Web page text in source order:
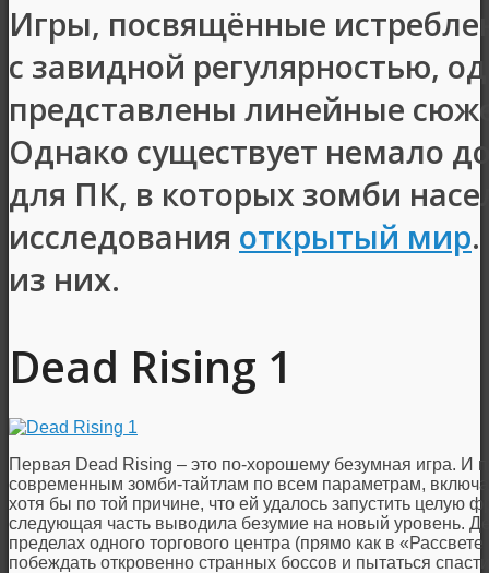
Игры, посвящённые
с завидной регулярностью,
представлены линейные
Однако существует немало
для ПК, в которых зомби
исследования открытый мир
из них.
Dead Rising 1
Первая Dead Rising – это по-хорошему безумная игра. И
современным зомби-тайтлам по всем параметрам,
хотя бы по той причине, что ей удалось запустить целую
следующая часть выводила безумие на новый уровень.
пределах одного торгового центра (прямо как в
побеждать откровенно странных боссов и пытаться